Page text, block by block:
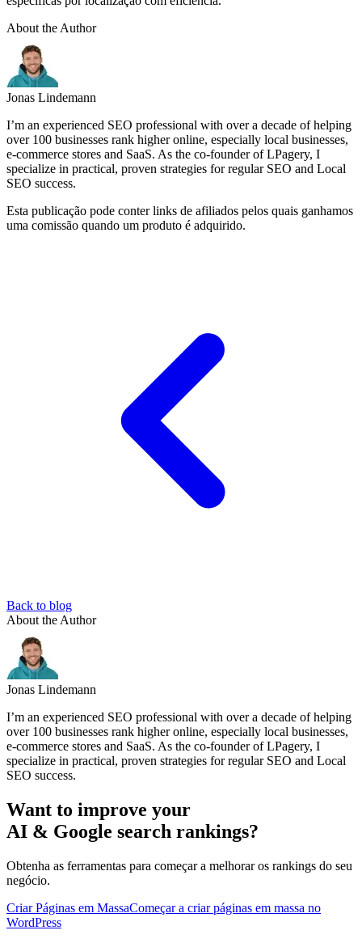
About the Author
Jonas Lindemann
I’m an experienced SEO professional with over a decade of helping
over 100 businesses rank higher online, especially local businesses,
e-commerce stores and SaaS. As the co-founder of LPagery, I
specialize in practical, proven strategies for regular SEO and Local
SEO success.
Esta publicação pode conter links de afiliados pelos quais ganhamos
uma comissão quando um produto é adquirido.
Back to blog
About the Author
Jonas Lindemann
I’m an experienced SEO professional with over a decade of helping
over 100 businesses rank higher online, especially local businesses,
e-commerce stores and SaaS. As the co-founder of LPagery, I
specialize in practical, proven strategies for regular SEO and Local
SEO success.
Want to improve your
AI & Google search rankings?
Obtenha as ferramentas para começar a melhorar os rankings do seu
negócio.
Criar Páginas em MassaComeçar a criar páginas em massa no
WordPress